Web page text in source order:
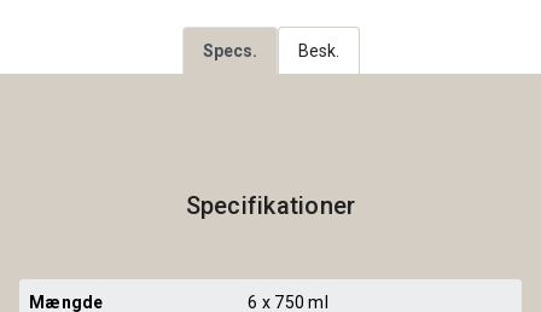
Specs. Besk.
Specifikationer
Mængde 6 x 750 ml